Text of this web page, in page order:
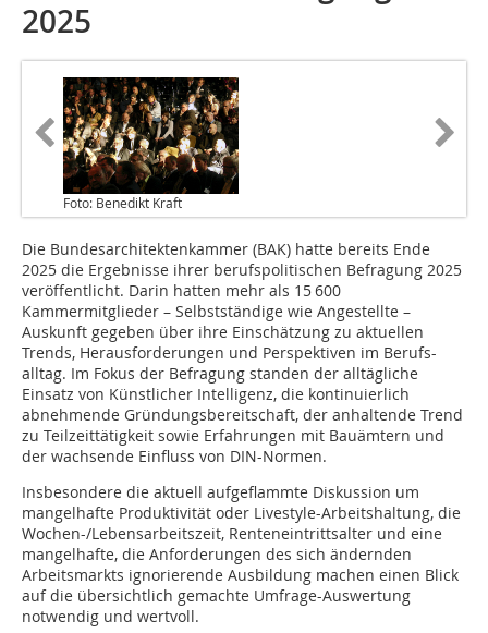
2025
Foto: Benedikt Kraft
Die Bundesarchitektenkammer (BAK) hatte bereits Ende
2025 die Ergebnisse ihrer berufspolitischen Befragung 2025
veröffentlicht. Darin hatten mehr als 15 600
Kammermitglieder – Selbstständige wie Angestellte –
Auskunft gegeben über ihre Einschätzung zu aktuellen
Trends, Herausforderungen und Perspektiven im Berufs-
alltag. Im Fokus der Befragung standen der alltägliche
Einsatz von Künstlicher Intelligenz, die kontinuierlich
abnehmende Gründungsbereitschaft, der anhaltende Trend
zu Teilzeittätigkeit sowie Erfahrungen mit Bauämtern und
der wachsende Einfluss von DIN-Normen.
Insbesondere die aktuell aufgeflammte Diskussion um
mangelhafte Produktivität oder Livestyle-Arbeitshaltung, die
Wochen-/Lebensarbeitszeit, Renteneintrittsalter und eine
mangelhafte, die Anforderungen des sich ändernden
Arbeitsmarkts ignorierende Ausbildung machen einen Blick
auf die übersichtlich gemachte Umfrage-Auswertung
notwendig und wertvoll.